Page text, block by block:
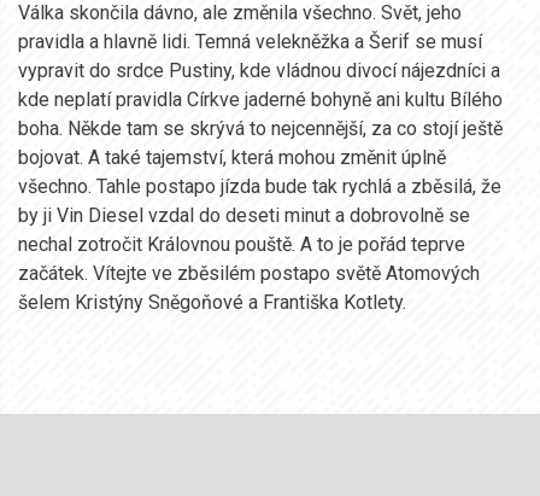
Válka skončila dávno, ale změnila všechno. Svět, jeho
pravidla a hlavně lidi. Temná velekněžka a Šerif se musí
vypravit do srdce Pustiny, kde vládnou divocí nájezdníci a
kde neplatí pravidla Církve jaderné bohyně ani kultu Bílého
boha. Někde tam se skrývá to nejcennější, za co stojí ještě
bojovat. A také tajemství, která mohou změnit úplně
všechno. Tahle postapo jízda bude tak rychlá a zběsilá, že
by ji Vin Diesel vzdal do deseti minut a dobrovolně se
nechal zotročit Královnou pouště. A to je pořád teprve
začátek. Vítejte ve zběsilém postapo světě Atomových
šelem Kristýny Sněgoňové a Františka Kotlety.